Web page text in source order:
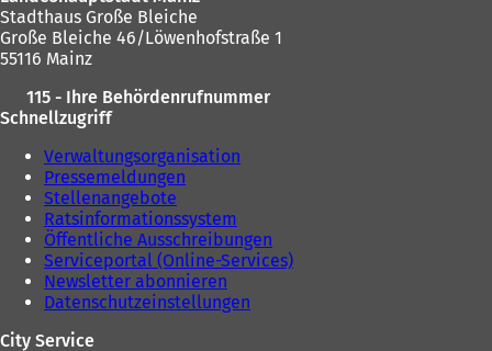
Stadthaus Große Bleiche
Große Bleiche 46/Löwenhofstraße 1
55116 Mainz
115 - Ihre Behördenrufnummer
Schnellzugriff
Verwaltungsorganisation
Pressemeldungen
Stellenangebote
Ratsinformationssystem
Öffentliche Ausschreibungen
Serviceportal (Online-Services)
Newsletter abonnieren
Datenschutzeinstellungen
City Service